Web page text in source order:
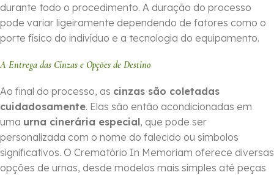
durante todo o procedimento. A duração do processo
pode variar ligeiramente dependendo de fatores como o
porte físico do indivíduo e a tecnologia do equipamento.
A Entrega das Cinzas e Opções de Destino
Ao final do processo, as cinzas são coletadas
cuidadosamente. Elas são então acondicionadas em
uma urna cinerária especial, que pode ser
personalizada com o nome do falecido ou símbolos
significativos. O Crematório In Memoriam oferece diversas
opções de urnas, desde modelos mais simples até peças